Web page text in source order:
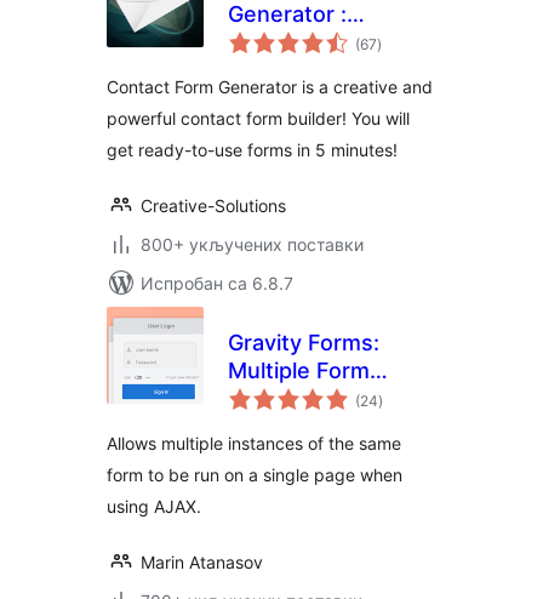
Generator :
Creative form
WordPress
(67укупних
оцена
)
Contact Form Generator is a creative and
powerful contact form builder! You will
get ready-to-use forms in 5 minutes!
Creative-Solutions
800+ укључених поставки
Испробан са 6.8.7
Gravity Forms:
Multiple Form
Instances
(24укупних
оцена
)
Allows multiple instances of the same
form to be run on a single page when
using AJAX.
Marin Atanasov